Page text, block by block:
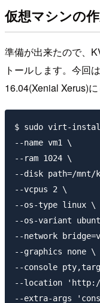
仮想マシンの
準備が出来たので、
トールします。今回
16.04(Xenial Xerus)に
$ sudo virt-
--name vm1 \
--ram 1024 \
--disk path=/mnt/
--vcpus 2 \
--os-type linux \
--os-variant
--network
--graphics none \
--console
--location 'http://